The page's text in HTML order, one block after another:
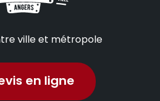
ville et métropole
en ligne